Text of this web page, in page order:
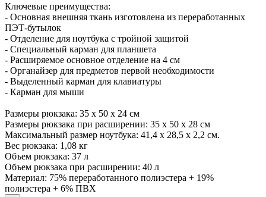
Ключевые преимущества:
- Основная внешняя ткань изготовлена из переработанных
ПЭТ-бутылок
- Отделение для ноутбука с тройной защитой
- Специальный карман для планшета
- Расширяемое основное отделение на 4 см
- Органайзер для предметов первой необходимости
- Выделенный карман для клавиатуры
- Карман для мыши
Размеры рюкзака: 35 x 50 x 24 см
Размеры рюкзака при расширении: 35 x 50 x 28 см
Максимальный размер ноутбука: 41,4 x 28,5 x 2,2 см.
Вес рюкзака: 1,08 кг
Объем рюкзака: 37 л
Объем рюкзака при расширении: 40 л
Материал: 75% переработанного полиэстера + 19%
полиэстера + 6% ПВХ